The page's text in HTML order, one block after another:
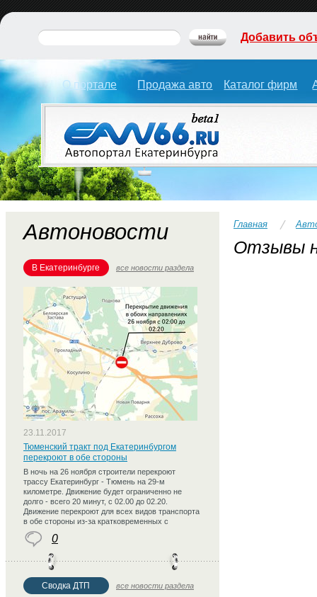
О портале Продажа авто Каталог фирм
Добавить
Главная
Отзывы
Автоновости
В Екатеринбурге все новости раздела
23.11.2017
Тюменский тракт под Екатеринбургом
перекроют в обе стороны
В ночь на 26 ноября строители перекроют
трассу Екатеринбург - Тюмень на 29-м
километре. Движение будет ограниченно не
долго - всего 20 минут, с 02.00 до 02.20.
Движение перекроют для всех видов транспорта
в обе стороны из-за кратковременных с
0
Сводка ДТП все новости раздела